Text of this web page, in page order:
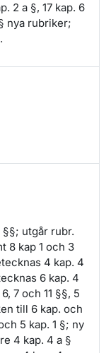
2 a §, 17 kap. 6
nya rubriker;
§§; utgår rubr.
8 kap 1 och 3
4 kap. 4
6 kap. 4
7 och 11 §§, 5
till 6 kap. och
5 kap. 1 §; ny
4 kap. 4 a §